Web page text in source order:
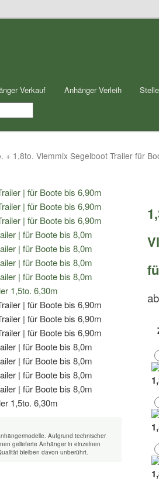
Verkauf Anhänger Verleih
1,8to. Vlemmix Segelboot Trailer für
Aufgrund technischer
gelieferte Anhänger in einzelnen
bleiben davon unberührt.
ab